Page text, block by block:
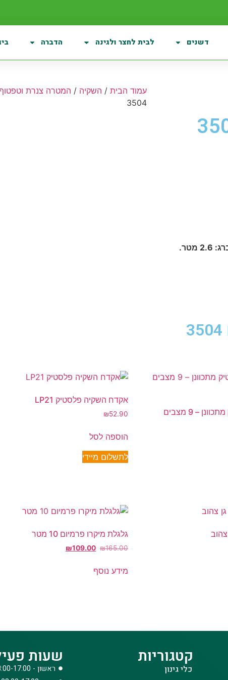
דשנים לבית לחצר ולגינה הדברה
עמוד הבית / השקיה / המטרה צנרת וטפטוף
3504
אקדח השקיה פלסטיק מתכוונן – 9 מצבים
אקדח השקיה פלסטיק LP21
₪52.90
הוספה לסל
לתשלום מיידי
גלגלת מיקרו פרמיום 10 מטר
₪165.00
₪109.00
מידע נוסף
קטגוריות
כלי גינון
שעות
ראשון - 08:00-17:00